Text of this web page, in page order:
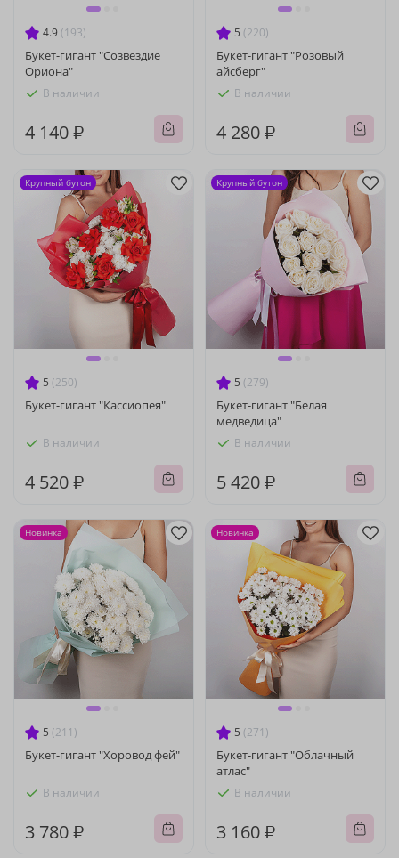
4.9 (193)
Букет-гигант "Созвездие
Ориона"
В наличии
4 140 ₽
5 (220)
Букет-гигант "Розовый
айсберг"
В наличии
4 280 ₽
5 (250)
Букет-гигант "Кассиопея"
В наличии
4 520 ₽
Крупный бутон
5 (279)
Букет-гигант "Белая
медведица"
В наличии
5 420 ₽
Крупный бутон
5 (211)
Букет-гигант "Хоровод фей"
В наличии
3 780 ₽
Новинка
5 (271)
Букет-гигант "Облачный
атлас"
В наличии
3 160 ₽
Новинка